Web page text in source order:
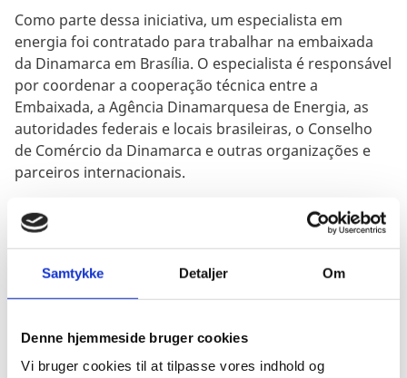
Samtykke Detaljer Om
Denne hjemmeside bruger cookies
Vi bruger cookies til at tilpasse vores indhold og
Como parte dessa iniciativa, um especialista em
energia foi contratado para trabalhar na embaixada
da Dinamarca em Brasília. O especialista é responsável
por coordenar a cooperação técnica entre a
Embaixada, a Agência Dinamarquesa de Energia, as
autoridades federais e locais brasileiras, o Conselho
de Comércio da Dinamarca e outras organizações e
parceiros internacionais.
Uma Parceria Verde para Inspirar o Mundo
A cooperação energética com o Brasil se concentra no
desenvolvimento da energia eólica no mar (offshore),
eólica e a solar) e na melhoria da eficiência energética.